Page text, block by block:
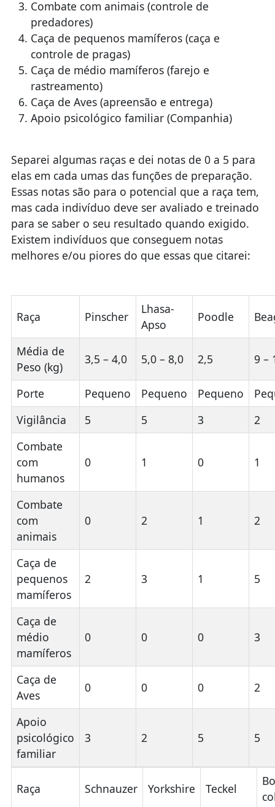
Combate com animais (controle de
predadores)
Caça de pequenos mamíferos (caça e
controle de pragas)
Caça de médio mamíferos (farejo e
rastreamento)
Caça de Aves (apreensão e entrega)
Apoio psicológico familiar (Companhia)
Separei algumas raças e dei notas de 0 a 5 para
elas em cada umas das funções de preparação.
Essas notas são para o potencial que a raça tem,
mas cada indivíduo deve ser avaliado e treinado
para se saber o seu resultado quando exigido.
Existem indivíduos que conseguem notas
melhores e/ou piores do que essas que citarei:
Raça Pinscher
Lhasa-
Apso
Poodle
Média de
Peso (kg)
3,5 – 4,0 5,0 – 8,0 2,5 9 –
Porte Pequeno Pequeno Pequeno
Vigilância
5 5 3
2
Combate
com
humanos
0 1 0 1
Combate
com
animais
0 2 1 2
Caça de
pequenos
mamíferos
2 3 1 5
Caça de
médio
mamíferos
0 0 0 3
Caça de
Aves
0 0 0 2
Apoio
psicológico
familiar
3 2 5 5
Raça Schnauzer Yorkshire Teckel